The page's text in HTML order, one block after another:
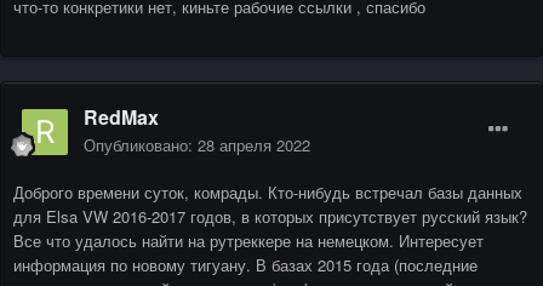
что-то конкретики нет, киньте рабочие ссылки , спасибо
RedMax
Опубликовано: 28 апреля 2022
Доброго времени суток, комрады. Кто-нибудь встречал базы данных
для Elsa VW 2016-2017 годов, в которых присутствует русский язык?
Все что удалось найти на рутреккере на немецком. Интересует
информация по новому тигуану. В базах 2015 года (последние